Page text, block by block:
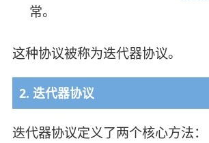
常。
这种协议被称为迭代器协议。
2. 迭代器协议
迭代器协议定义了两个核心方法：